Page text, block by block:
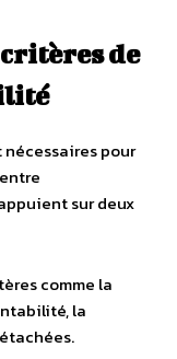
de
pour
sur deux
comme la
la